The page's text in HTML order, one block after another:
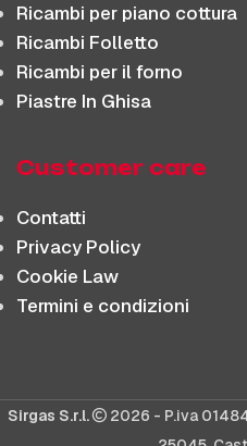
Ricambi per piano cottura
Ricambi Folletto
Ricambi per il forno
Piastre In Ghisa
Customer care
Contatti
Privacy Policy
Cookie Law
Termini e condizioni
Sirgas S.r.l.
2026 - P.iva